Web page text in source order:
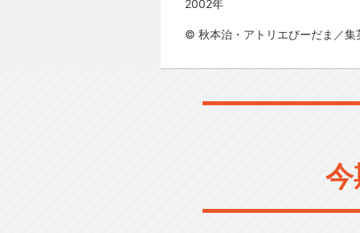
2002年
© 秋本治・アトリエびーだま／集